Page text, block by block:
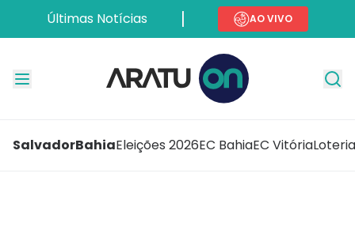
Últimas Notícias AO VIVO
SalvadorBahiaEleições 2026EC BahiaEC Vitória